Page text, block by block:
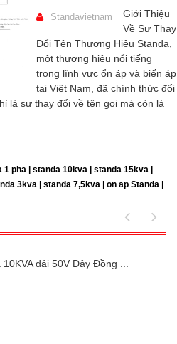
Standavietnam
Giới Thiệu
Về Sự Thay
Đổi Tên Thương Hiệu Standa,
một thương hiệu nổi tiếng
trong lĩnh vực ổn áp và biến áp
tại Việt Nam, đã chính thức đổi
là sự thay đổi về tên gọi mà còn là
pha | standa 10kva | standa 15kva |
3kva | standa 7,5kva | on ap Standa |
dải 50V Dây Đồng ...